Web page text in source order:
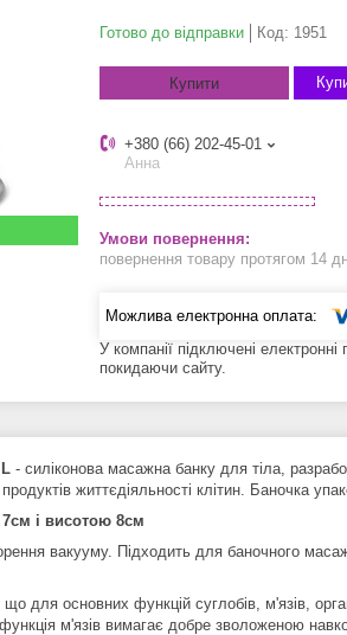
Готово до відправки Код: 1951
Купити
+380 (66) 202-45-01
Анна
повернення товару протягом 14
У компанії підключені
покидаючи сайту.
- силіконова масажна банку для тіла,
життєдіяльності клітин. Баночка
7см і висотою 8см
вакууму. Підходить для баночного
для основних функцій суглобів, м'язів,
м'язів вимагає добре зволоженою